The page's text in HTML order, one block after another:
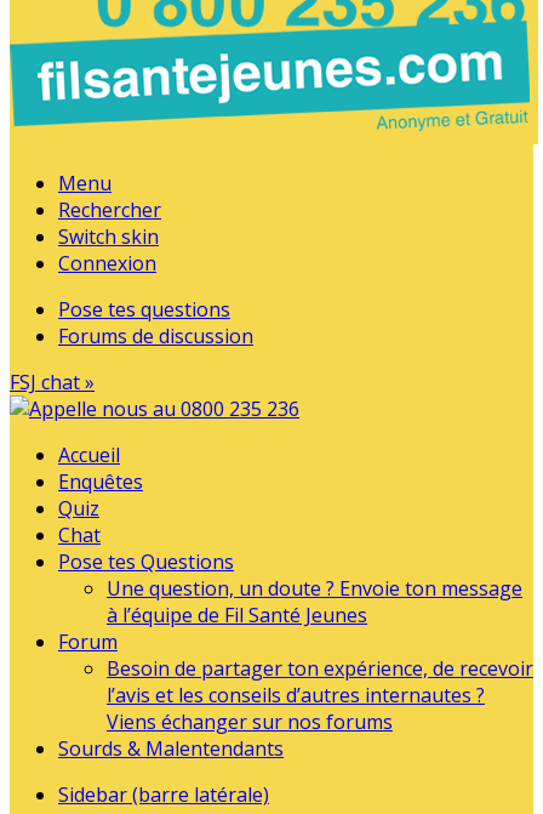
Menu
Rechercher
Switch skin
Connexion
Pose tes questions
Forums de discussion
FSJ chat »
Accueil
Enquêtes
Quiz
Chat
Pose tes Questions
Une question, un doute ? Envoie ton message
à l’équipe de Fil Santé Jeunes
Forum
Besoin de partager ton expérience, de recevoir
l’avis et les conseils d’autres internautes ?
Viens échanger sur nos forums
Sourds & Malentendants
Sidebar (barre latérale)